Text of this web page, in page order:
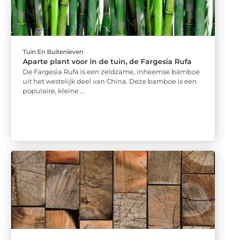
Tuin En Buitenleven
Aparte plant voor in de tuin, de Fargesia Rufa
De Fargesia Rufa is een zeldzame, inheemse bamboe
uit het westelijk deel van China. Deze bamboe is een
populaire, kleine ...